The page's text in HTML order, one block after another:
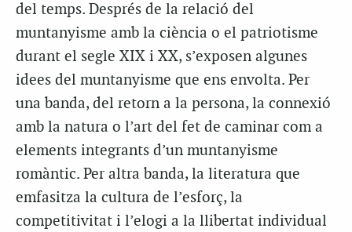
del temps. Després de la relació del
muntanyisme amb la ciència o el patriotisme
durant el segle XIX i XX, s’exposen algunes
idees del muntanyisme que ens envolta. Per
una banda, del retorn a la persona, la connexió
amb la natura o l’art del fet de caminar com a
elements integrants d’un muntanyisme
romàntic. Per altra banda, la literatura que
emfasitza la cultura de l’esforç, la
competitivitat i l’elogi a la llibertat individual